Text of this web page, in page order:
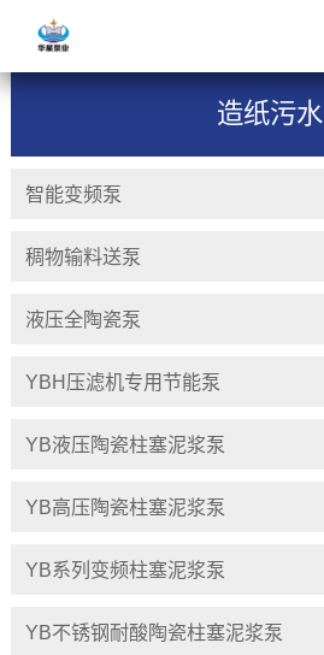
案例视频
造纸污水
智能变频泵
稠物输料送泵
液压全陶瓷泵
YBH压滤机专用节能泵
YB液压陶瓷柱塞泥浆泵
YB高压陶瓷柱塞泥浆泵
YB系列变频柱塞泥浆泵
YB不锈钢耐酸陶瓷柱塞泥浆泵